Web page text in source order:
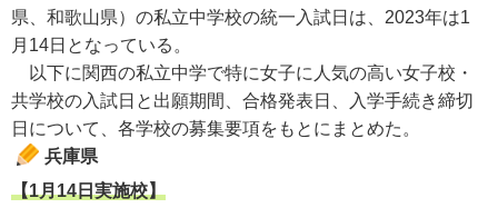
県、和歌山県）の私立中学校の統一入試日は、2023年は1
月14日となっている。
以下に関西の私立中学で特に女子に人気の高い女子校・
共学校の入試日と出願期間、合格発表日、入学手続き締切
日について、各学校の募集要項をもとにまとめた。
兵庫県
【1月14日実施校】